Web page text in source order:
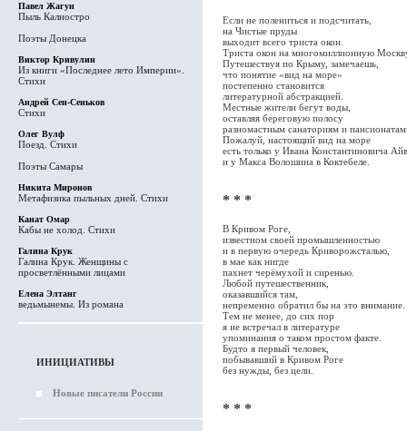
Павел Жагун
Пыль Калиостро
Поэты Донецка
Виктор Кривулин
Из книги «Последнее лето Империи».
Стихи
Андрей Сен-Сеньков
Стихи
Олег Вулф
Поезд. Стихи
Поэты Самары
Никита Миронов
Метафизика пыльных дней. Стихи
Канат Омар
Кабы не холод. Стихи
Галина Крук
Галина Крук. Женщины с
просветлёнными лицами
Елена Элтанг
ведьмынемы. Из романа
ИНИЦИАТИВЫ
Новые писатели России
Если не полениться и подсчитать,
на Чистые пруды
выходит всего триста окон.
Триста окон на многомиллионную
Путешествуя по Крыму, замечаешь,
что понятие «вид на море»
постепенно становится
литературной абстракцией.
Местные жители бегут воды,
оставляя береговую полосу
разномастным санаториям и
Пожалуй, настоящий вид на море
есть только у Ивана Константиновича
и у Макса Волошина в Коктебеле.
* * *
В Кривом Роге,
известном своей промышленностью
и в первую очередь Криворожсталью,
в мае как нигде
пахнет черёмухой и сиренью.
Любой путешественник,
оказавшийся там,
непременно обратил бы на это внимание.
Тем не менее, до сих пор
я не встречал в литературе
упоминания о таком простом факте.
Будто я первый человек,
побывавший в Кривом Роге
без нужды, без цели.
* * *